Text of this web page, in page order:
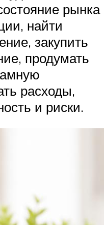
рынка
найти
закупить
продумать
расходы,
и риски.